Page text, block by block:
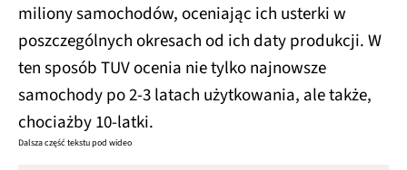
miliony samochodów, oceniając ich usterki w
poszczególnych okresach od ich daty produkcji. W
ten sposób TUV ocenia nie tylko najnowsze
samochody po 2-3 latach użytkowania, ale także,
chociażby 10-latki.
Dalsza część tekstu pod wideo